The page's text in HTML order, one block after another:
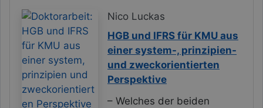
Nico Luckas
HGB und IFRS für KMU aus
einer system-, prinzipien-
und zweckorientierten
Perspektive
– Welches der beiden